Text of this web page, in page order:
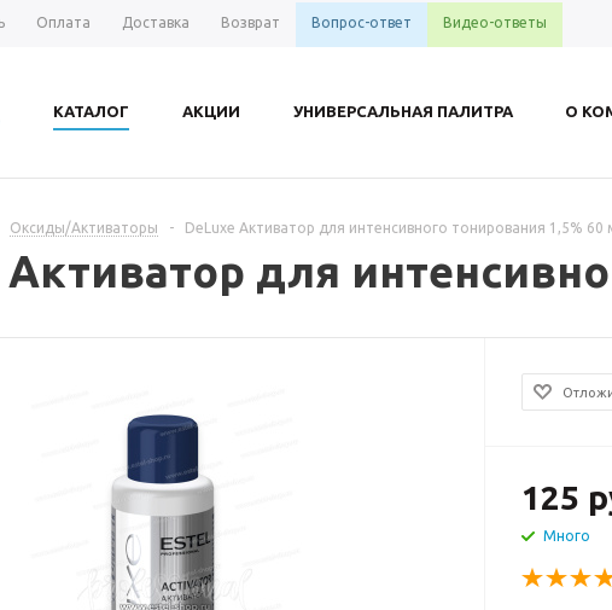
Оплата Доставка Возврат Вопрос-ответ Видео-ответы
КАТАЛОГ АКЦИИ УНИВЕРСАЛЬНАЯ ПАЛИТРА О
Оксиды/Активаторы - DeLuxe Активатор для интенсивного тонирования 1,5% 60
Активатор для
125
Много